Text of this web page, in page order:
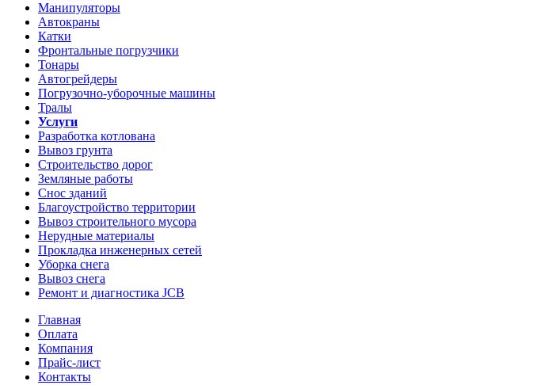
Манипуляторы
Автокраны
Катки
Фронтальные погрузчики
Тонары
Автогрейдеры
Погрузочно-уборочные машины
Тралы
Услуги
Разработка котлована
Вывоз грунта
Строительство дорог
Земляные работы
Снос зданий
Благоустройство территории
Вывоз строительного мусора
Нерудные материалы
Прокладка инженерных сетей
Уборка снега
Вывоз снега
Ремонт и диагностика JCB
Главная
Оплата
Компания
Прайс-лист
Контакты